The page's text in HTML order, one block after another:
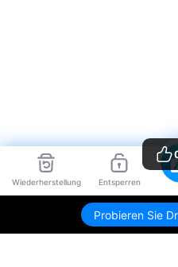
Wiederherstellung Entsperren
Probieren Sie